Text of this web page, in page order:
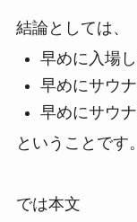
結論としては、
早めに入場
早めにサウ
早めにサウ
ということです。
では本文